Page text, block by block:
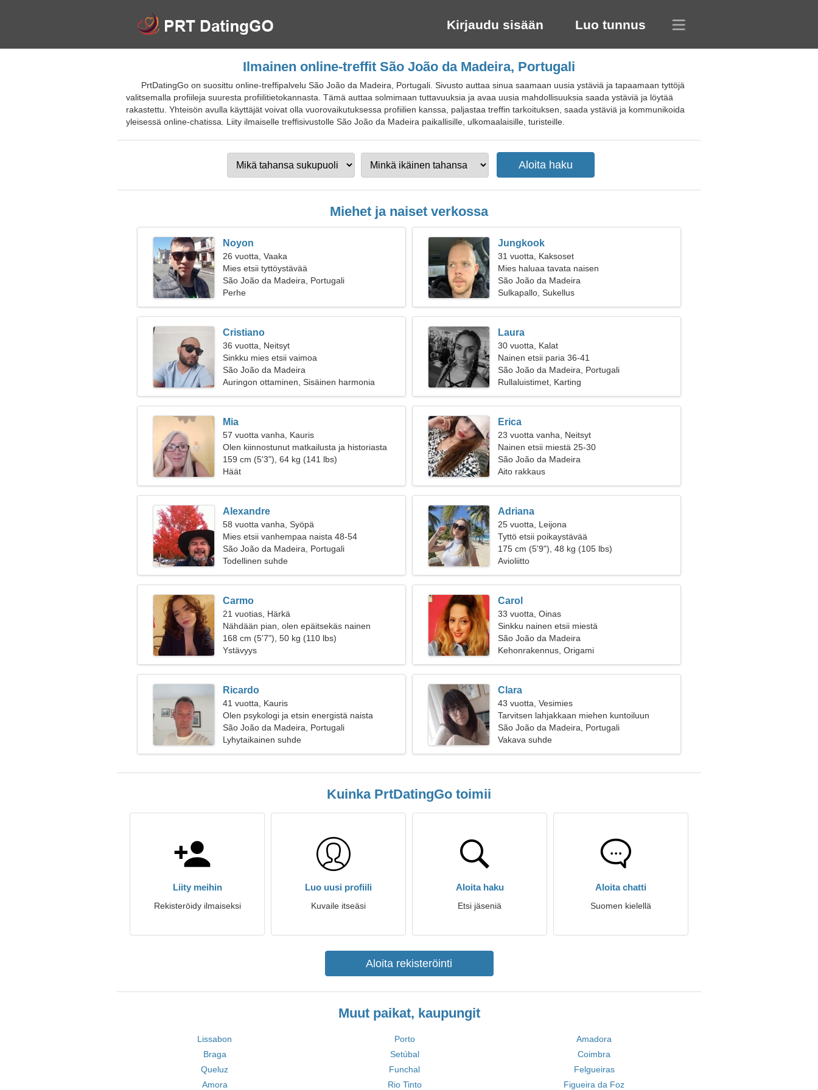
Kirjaudu sisään Luo tunnus
Ilmainen online-treffit São João da Madeira, Portugali
PrtDatingGo on suosittu online-treffipalvelu São João da Madeira, Portugali. Sivusto auttaa sinua saamaan uusia ystäviä ja tapaamaan tyttöjä
valitsemalla profiileja suuresta profiilitietokannasta. Tämä auttaa solmimaan tuttavuuksia ja avaa uusia mahdollisuuksia saada ystäviä ja löytää
rakastettu. Yhteisön avulla käyttäjät voivat olla vuorovaikutuksessa profiilien kanssa, paljastaa treffin tarkoituksen, saada ystäviä ja kommunikoida
yleisessä online-chatissa. Liity ilmaiselle treffisivustolle São João da Madeira paikallisille, ulkomaalaisille, turisteille.
Miehet ja naiset verkossa
Noyon
26 vuotta, Vaaka
Mies etsii tyttöystävää
São João da Madeira, Portugali
Perhe
Jungkook
31 vuotta, Kaksoset
Mies haluaa tavata naisen
São João da Madeira
Sulkapallo, Sukellus
Cristiano
36 vuotta, Neitsyt
Sinkku mies etsii vaimoa
São João da Madeira
Auringon ottaminen, Sisäinen harmonia
Laura
30 vuotta, Kalat
Nainen etsii paria 36-41
São João da Madeira, Portugali
Rullaluistimet, Karting
Mia
57 vuotta vanha, Kauris
Olen kiinnostunut matkailusta ja historiasta
159 cm (5'3"), 64 kg (141 lbs)
Häät
Erica
23 vuotta vanha, Neitsyt
Nainen etsii miestä 25-30
São João da Madeira
Aito rakkaus
Alexandre
58 vuotta vanha, Syöpä
Mies etsii vanhempaa naista 48-54
São João da Madeira, Portugali
Todellinen suhde
Adriana
25 vuotta, Leijona
Tyttö etsii poikaystävää
175 cm (5'9"), 48 kg (105 lbs)
Avioliitto
Carmo
21 vuotias, Härkä
Nähdään pian, olen epäitsekäs nainen
168 cm (5'7"), 50 kg (110 lbs)
Ystävyys
Carol
33 vuotta, Oinas
Sinkku nainen etsii miestä
São João da Madeira
Kehonrakennus, Origami
Ricardo
41 vuotta, Kauris
Olen psykologi ja etsin energistä naista
São João da Madeira, Portugali
Lyhytaikainen suhde
Clara
43 vuotta, Vesimies
Tarvitsen lahjakkaan miehen kuntoiluun
São João da Madeira, Portugali
Vakava suhde
Kuinka PrtDatingGo toimii
Liity meihin
Rekisteröidy ilmaiseksi
Luo uusi profiili
Kuvaile itseäsi
Aloita haku
Etsi jäseniä
Aloita chatti
Suomen kielellä
Aloita rekisteröinti
Muut paikat, kaupungit
Lissabon Porto
Amadora
Braga
Setúbal
Coimbra
Queluz
Funchal
Felgueiras
Amora
Rio Tinto Figueira da Foz